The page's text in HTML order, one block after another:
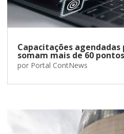
Capacitações
somam mais de 60 pontos
por Portal ContNews